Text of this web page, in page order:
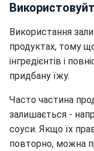
Використання
продуктах, тому
інгредієнтів і
придбану їжу.
Часто частина
залишається -
соуси. Якщо їх
повторно, можна